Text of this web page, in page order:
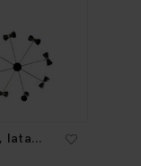
lata